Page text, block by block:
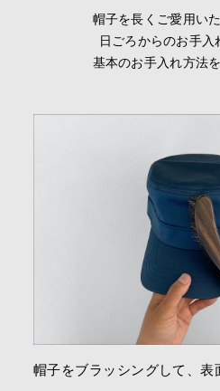
帽子を長くご愛用い
日ごろからのお手入
基本のお手入れ方法
帽子をブラッシングして、表